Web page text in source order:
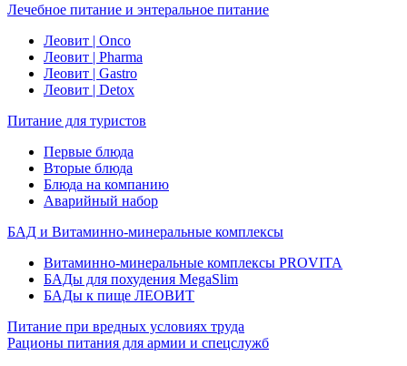
Лечебное питание и энтеральное питание
Леовит | Onco
Леовит | Pharma
Леовит | Gastro
Леовит | Detox
Питание для туристов
Первые блюда
Вторые блюда
Блюда на компанию
Аварийный набор
БАД и Витаминно-минеральные комплексы
Витаминно-минеральные комплексы PROVITA
БАДы для похудения MegaSlim
БАДы к пище ЛЕОВИТ
Питание при вредных условиях труда
Рационы питания для армии и спецслужб